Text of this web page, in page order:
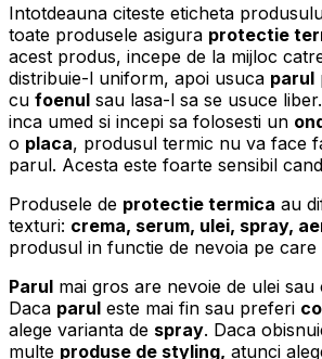
Intotdeauna citeste eticheta
toate produsele asigura protectie
acest produs, incepe de la mijloc
distribuie-l uniform, apoi usuca parul
cu foenul sau lasa-l sa se usuce
inca umed si incepi sa folosesti un
o placa, produsul termic nu va face
parul. Acesta este foarte sensibil
Produsele de protectie termica au
texturi: crema, serum, ulei, spray,
produsul in functie de nevoia pe care
Parul mai gros are nevoie de ulei sau
Daca parul este mai fin sau preferi
alege varianta de spray. Daca
multe produse de styling, atunci